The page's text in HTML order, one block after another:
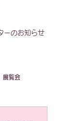
ーのお知らせ
展覧会